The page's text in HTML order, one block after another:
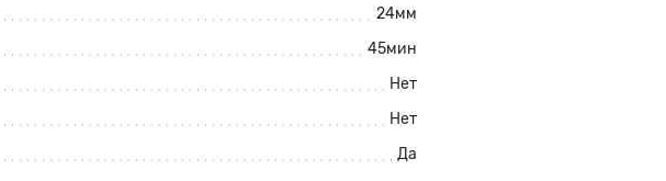
24мм
45мин
Нет
Нет
Да